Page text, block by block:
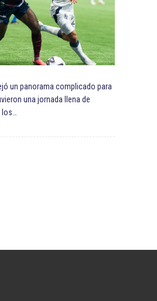
un panorama complicado para
una jornada llena de